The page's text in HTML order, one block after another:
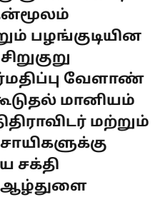
பழங்குடியின
வேளாண்
மானியம்
மற்றும்
சக்தி
ஆழ்துளை